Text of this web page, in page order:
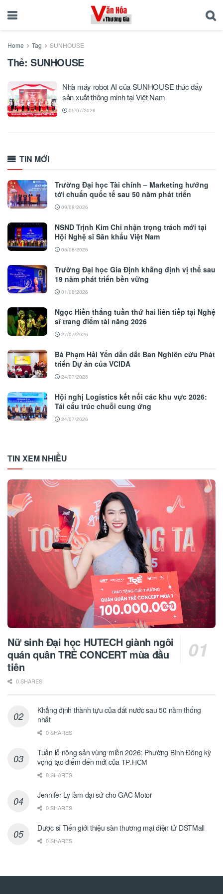
Home Tag SUNHOUSE
Thẻ: SUNHOUSE
Nhà máy robot AI của SUNHOUSE thúc đẩy
sản xuất thông minh tại Việt Nam
05/07/2026
TIN MỚI
Trường Đại học Tài chính – Marketing hướng
tới chuẩn quốc tế sau 50 năm phát triển
09/08/2026
NSND Trịnh Kim Chi nhận trọng trách mới tại
Hội Nghệ sĩ Sân khấu Việt Nam
05/08/2026
Trường Đại học Gia Định khẳng định vị thế sau
19 năm phát triển bền vững
01/08/2026
Ngọc Hiền thắng tuần thứ hai liên tiếp tại Nghệ
sĩ trang điểm tài năng 2026
27/07/2026
Bà Phạm Hải Yến dẫn dắt Ban Nghiên cứu Phát
triển Dự án của VCIDA
24/07/2026
Hội nghị Logistics kết nối các khu vực 2026:
Tái cấu trúc chuỗi cung ứng
24/07/2026
TIN XEM NHIỀU
Nữ sinh Đại học HUTECH giành ngôi
quán quân TRẺ CONCERT mùa đầu
tiên
0 SHARES
Khẳng định thành tựu của đất nước sau 50 năm thống
nhất
0 SHARES
Tuần lễ nông sản vùng miền 2026: Phường Bình Đông kỳ
vọng tạo điểm đến mới của ТР.НСМ
0 SHARES
Jennifer Ly làm đại sứ cho GAC Motor
0 SHARES
Dược sĩ Tiến giới thiệu sàn thương mại điện tử DSTMall
0 SHARES